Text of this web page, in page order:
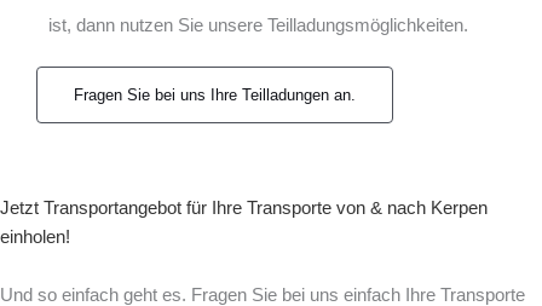
ist, dann nutzen Sie unsere Teilladungsmöglichkeiten.
Fragen Sie bei uns Ihre Teilladungen an.
Jetzt Transportangebot für Ihre Transporte von & nach Kerpen
einholen!
Und so einfach geht es. Fragen Sie bei uns einfach Ihre Transporte